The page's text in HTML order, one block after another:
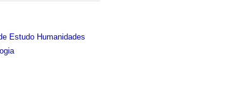
Estudo Humanidades